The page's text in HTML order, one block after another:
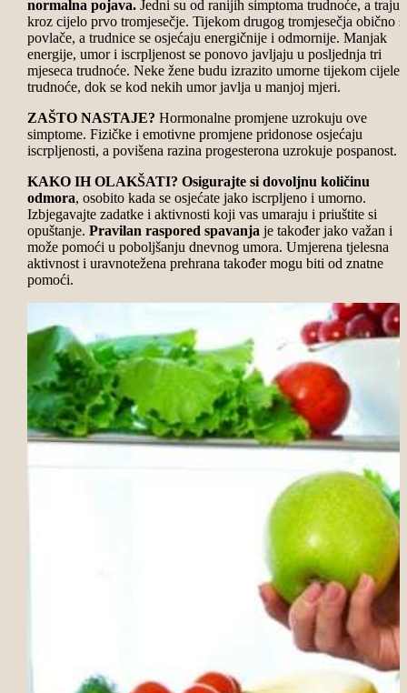
normalna pojava.Jedni su od ranijih simptoma trudnoće, a traju
kroz cijelo prvo tromjesečje. Tijekom drugog tromjesečja obično
povlače, a trudnice se osjećaju energičnije i odmornije. Manjak
energije, umor i iscrpljenost se ponovo javljaju u posljednja tri
mjeseca trudnoće. Neke žene budu izrazito umorne tijekom cijele
trudnoće, dok se kod nekih umor javlja u manjoj mjeri.
ZAŠTO NASTAJE? Hormonalne promjene uzrokuju ove
simptome. Fizičke i emotivne promjene pridonose osjećaju
iscrpljenosti, a povišena razina progesterona uzrokuje pospanost.
KAKO IH OLAKŠATI? Osigurajte si dovoljnu količinu
odmora, osobito kada se osjećate jako iscrpljeno i umorno.
Izbjegavajte zadatke i aktivnosti koji vas umaraju i priuštite si
opuštanje. Pravilan raspored spavanja je također jako važan i
može pomoći u poboljšanju dnevnog umora. Umjerena tjelesna
aktivnost i uravnotežena prehrana također mogu biti od znatne
pomoći.